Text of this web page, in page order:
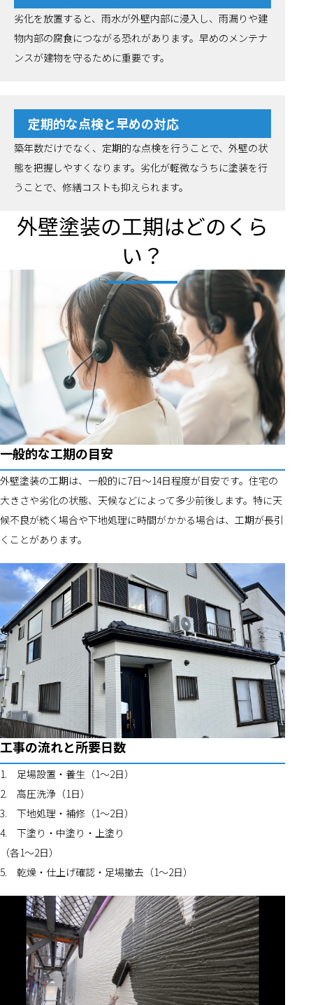
劣化を放置すると、雨水が外壁内部に浸入し、雨漏りや建
物内部の腐食につながる恐れがあります。早めのメンテナ
ンスが建物を守るために重要です。
定期的な点検と早めの対応
築年数だけでなく、定期的な点検を行うことで、外壁の状
態を把握しやすくなります。劣化が軽微なうちに塗装を行
うことで、修繕コストも抑えられます。
外壁塗装の工期はどのくら
い？
一般的な工期の目安
外壁塗装の工期は、一般的に7日〜14日程度が目安です。住宅の
大きさや劣化の状態、天候などによって多少前後します。特に天
候不良が続く場合や下地処理に時間がかかる場合は、工期が長引
くことがあります。
工事の流れと所要日数
1.	足場設置・養生（1〜2日）
2.	高圧洗浄（1日）
3.	下地処理・補修（1〜2日）
4.	下塗り・中塗り・上塗り
（各1〜2日）
5.	乾燥・仕上げ確認・足場撤去（1〜2日）